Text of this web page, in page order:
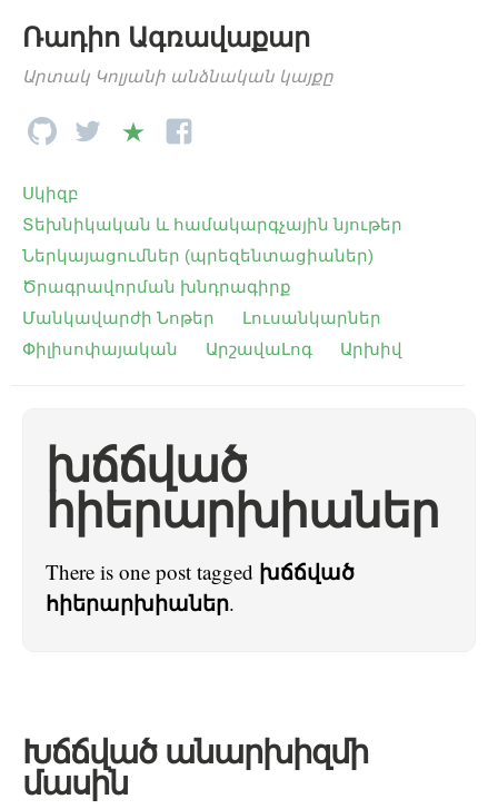
Ռադիո Ագռավաքար
Արտակ Կոլյանի անձնական կայքը
Սկիզբ
Տեխնիկական և համակարգչային նյութեր
Ներկայացումներ (պրեզենտացիաներ)
Ծրագրավորման խնդրագիրք
Մանկավարժի Նոթեր
Լուսանկարներ
Փիլիսոփայական
ԱրշավաԼոգ Արխիվ
խճճված
հիերարխիաներ
There is one post tagged խճճված
հիերարխիաներ.
Խճճված անարխիզմի
մասին